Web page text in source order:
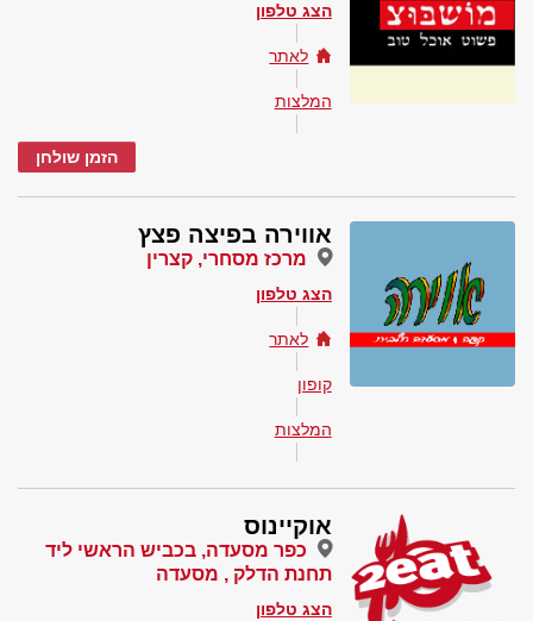
הצג טלפון
לאתר
המלצות
הזמן שולחן
אווירה בפיצה פצץ
מרכז מסחרי, קצרין
הצג טלפון
לאתר
קופון
המלצות
אוקיינוס
כפר מסעדה, בכביש הראשי ליד
תחנת הדלק , מסעדה
הצג טלפון